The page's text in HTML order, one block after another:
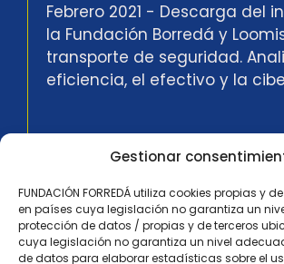
Gestionar
FUNDACIÓN FORREDÁ utiliza cookies propias y
en países cuya legislación no garantiza un
protección de datos / propias y de terceros
cuya legislación no garantiza un nivel
de datos para elaborar estadísticas sobre el
Febrero 2021 - Descarga del
la Fundación Borredá y
transporte de seguridad.
eficiencia, el efectivo y la